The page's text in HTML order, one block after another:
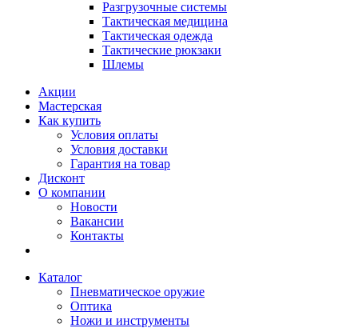
Разгрузочные системы
Тактическая медицина
Тактическая одежда
Тактические рюкзаки
Шлемы
Акции
Мастерская
Как купить
Условия оплаты
Условия доставки
Гарантия на товар
Дисконт
О компании
Новости
Вакансии
Контакты
Каталог
Пневматическое оружие
Оптика
Ножи и инструменты